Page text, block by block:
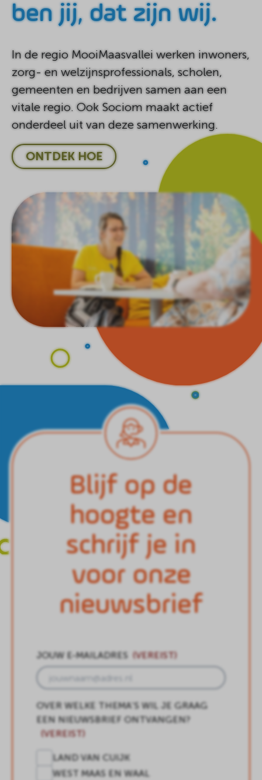
ben jij, dat zijn wij.
In de regio MooiMaasvallei werken inwoners,
zorg- en welzijnsprofessionals, scholen,
gemeenten en bedrijven samen aan een
vitale regio. Ook Sociom maakt actief
onderdeel uit van deze samenwerking.
ONTDEK HOE
Blijf op de
hoogte en
schrijf je in
voor onze
nieuwsbrief
JOUW E-MAILADRES (VEREIST)
OVER WELKE THEMA’S WIL JE GRAAG
EEN NIEUWSBRIEF ONTVANGEN?
(VEREIST)
LAND VAN CUIJK
WEST MAAS EN WAAL